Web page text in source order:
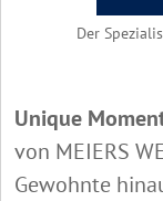
Der
Unique
von MEIERS
Gewohnte